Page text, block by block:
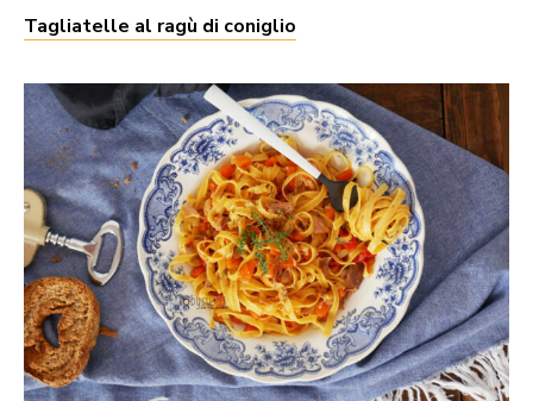
Tagliatelle al ragù di coniglio